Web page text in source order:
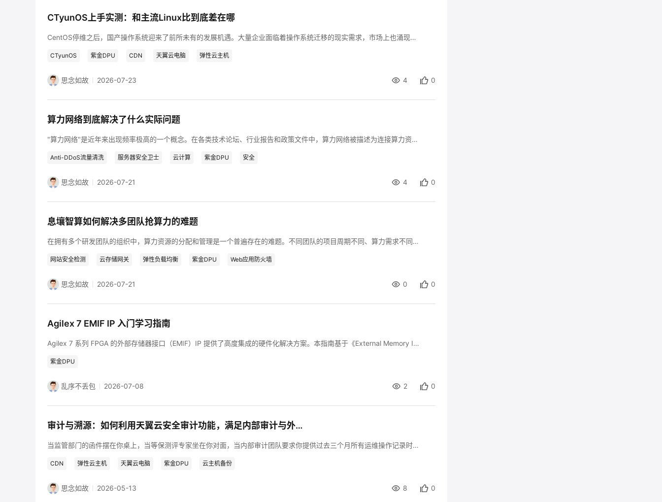
CTyunOS上手实测：和主流Linux比到底差在哪
CentOS停维之后，国产操作系统迎来了前所未有的发展机遇。大量企业面临着操作系统迁移的现实需求，市场上也涌现出不少选择。CTyunOS作为天翼云推出的操作系统，在云计算和电信级场景中有着独特的定位。但很多开发者对其了解不多，最直接的问题就是：和主流Linux发行版相比，CTyunOS到底差在哪？又好在哪？本文将从实际使用体验出发，对CTyunOS与主流Linux发行版进行多维度的对比分析。
CTyunOS 紫金DPU CDN 天翼云电脑 弹性云主机
思念如故 2026-07-23 4 0
算力网络到底解决了什么实际问题
"算力网络"是近年来出现频率极高的一个概念。在各类技术论坛、行业报告和政策文件中，算力网络被描述为连接算力资源的"高速公路"，是让算力像水电一样即取即用的基础设施。但概念描述得再美好，最终都要回答一个朴素的问题：算力网络到底解决了什么实际问题？
Anti-DDoS流量清洗 服务器安全卫士 云计算 紫金DPU 安全
思念如故 2026-07-21 4 0
息壤智算如何解决多团队抢算力的难题
在拥有多个研发团队的组织中，算力资源的分配和管理是一个普遍存在的难题。不同团队的项目周期不同、算力需求不同、优先级不同，如何在有限算力资源下满足各方需求，同时保证资源的高效利用，是一个复杂的管理问题。传统的人工协调方式效率低下且容易引发矛盾。息壤智算通过系统化的算力管理和调度机制，为这个难题提供了一套技术解决方案。
网站安全检测 云存储网关 弹性负载均衡 紫金DPU Web应用防火墙
思念如故 2026-07-21 0 0
Agilex 7 EMIF IP 入门学习指南
Agilex 7 系列 FPGA 的外部存储器接口（EMIF）IP 提供了高度集成的硬件化解决方案。本指南基于《External Memory Interfaces Agilex™ 7 F-Series and I-Series FPGA IP User Guide》（UG-20218），为您梳理核心概念与设计流程，帮助您快速建立知识体系。
紫金DPU
乱序不丢包 2026-07-08 2 0
审计与溯源：如何利用天翼云安全审计功能，满足内部审计与外部合规的日志追溯要求？
当监管部门的函件摆在你桌上，当等保测评专家坐在你对面，当内部审计团队要求你提供过去三个月所有运维操作记录时——你慌不慌？ 据行业统计，超过70%的数据泄露事件源于未授权访问或操作不当，而其中绝大多数在事后追溯时才发现：日志不全、记录缺失、操作无迹可寻。 某医院曾因数据库缺乏操作审计，工作人员误删3个月的体检报告数据，无法追溯操作源头，只能重新为患者安排体检，造成巨大经济损失与声誉影响。某企业因未留存合规日志，在等保测评中被扣分，整改周期长达两个月。 这些惨痛教训背后，指向同一个问题：你的审计体系，撑得住合规的拷问吗？ 今天，我以一名一线开发工程师的视角，拆解天翼云安全审计体系如何帮你同时搞定内部审计追踪和外部合规审计——从云审计到数据库审计，从日志审计到堡垒机，一套体系，双重保障。
CDN 弹性云主机 天翼云电脑 紫金DPU 云主机备份
思念如故 2026-05-13 8 0